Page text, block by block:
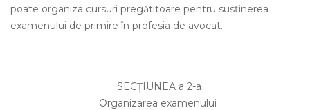
poate organiza cursuri pregătitoare pentru susţinerea
examenului de primire în profesia de avocat.
SECŢIUNEA a 2-a
Organizarea examenului